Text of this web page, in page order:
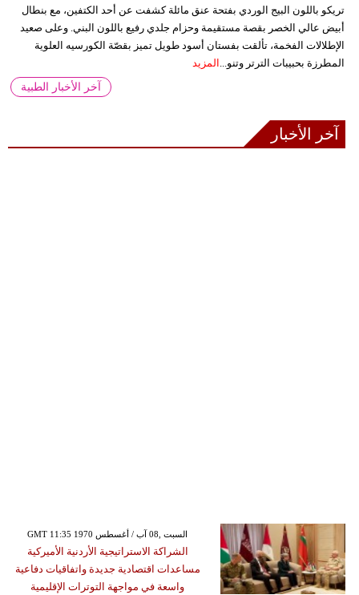
تريكو باللون البيج الوردي بفتحة عنق مائلة كشفت عن أحد الكتفين، مع بنطال
أبيض عالي الخصر بقصة مستقيمة وحزام جلدي رفيع باللون البني. وعلى صعيد
الإطلالات الفخمة، تألقت بفستان أسود طويل تميز بقصّة الكورسيه العلوية
المطرزة بحبيبات الترتر وتنو... المزيد
آخر الأخبار الطبية
آخر الأخبار
GMT 11:35 1970 السبت ,08 آب / أغسطس
الشراكة الاستراتيجية الأردنية الأميركية
مساعدات اقتصادية جديدة واتفاقيات دفاعية
واسعة في مواجهة التوترات الإقليمية